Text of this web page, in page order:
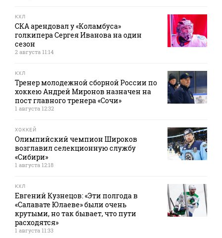
КХЛ
СКА арендовал у «Коламбуса»
голкипера Сергея Иванова на один
сезон
2 августа 11:14
КХЛ
Тренер молодежной сборной России по
хоккею Андрей Миронов назначен на
пост главного тренера «Сочи»
1 августа 12:32
ХОККЕЙ
Олимпийский чемпион Широков
возглавил селекционную службу
«Сибири»
1 августа 12:18
КХЛ
Евгений Кузнецов: «Эти полгода в
«Салавате Юлаеве» были очень
крутыми, но так бывает, что пути
расходятся»
1 августа 11:33